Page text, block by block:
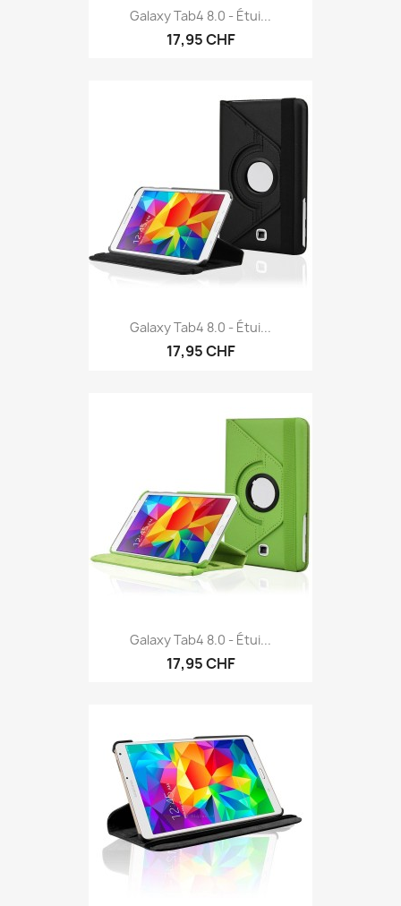
Galaxy Tab4 8.0 - Étui...
17,95 CHF
Galaxy Tab4 8.0 - Étui...
17,95 CHF
Galaxy Tab4 8.0 - Étui...
17,95 CHF